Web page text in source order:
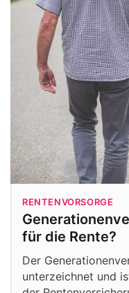
RENTENVORSORGE
für die Rente?
Der
unterzeichnet und